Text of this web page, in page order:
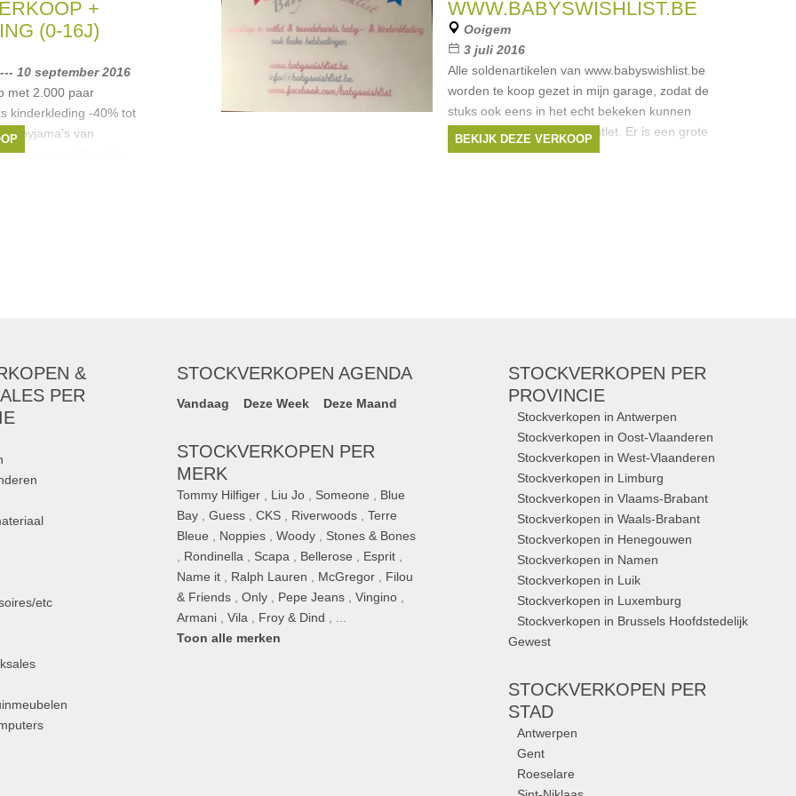
,Armani,Simple
+
(0-16J)
10 september 2016
met 2.000 paar
kinderkleding -40% tot
pyjama's van
voor 75 auto's
WWW.BABYSWISHLIST.BE
Ooigem
3 juli 2016
Alle soldenartikelen van www.babyswishlist.be
worden te koop gezet in mijn garage, zodat de
stuks ook eens in het echt bekeken kunnen
worden. tweedehands & outlet. Er is een grote
parking naast de
BEKIJK DEZE VERKOOP
&
PER
etc
STOCKVERKOPEN AGENDA
Vandaag Deze Week Deze Maand
STOCKVERKOPEN PER
MERK
Tommy Hilfiger Liu Jo Someone
Blue
Bay ,Guess ,CKS Riverwoods ,Terre
Bleue
Noppies ,Woody
Stones & Bones
Rondinella Scapa Bellerose Esprit
Name it
Ralph Lauren McGregor
Filou
& Friends ,Only Pepe Jeans ,Vingino
Armani ,Vila Froy & Dind
Toon alle merken
STOCKVERKOPEN PER
PROVINCIE
Stockverkopen in Antwerpen
Stockverkopen in Oost-Vlaanderen
Stockverkopen in West-Vlaanderen
Stockverkopen in Limburg
Stockverkopen in Vlaams-Brabant
Stockverkopen in Waals-Brabant
Stockverkopen in Henegouwen
Stockverkopen in Namen
Stockverkopen in Luik
Stockverkopen in Luxemburg
Stockverkopen in Brussels Hoofdstedelijk
Gewest
STOCKVERKOPEN PER
STAD
Antwerpen
Gent
Roeselare